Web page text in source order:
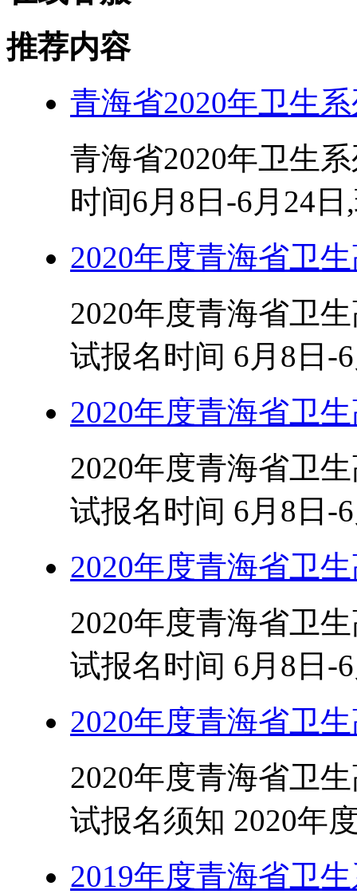
推荐内容
青海省2020年卫生
青海省2020年卫生
时间6月8日-6月24
2020年度青海省卫
2020年度青海省卫
试报名时间 6月8日-
2020年度青海省卫
2020年度青海省卫
试报名时间 6月8日-
2020年度青海省卫
2020年度青海省卫
试报名时间 6月8日-
2020年度青海省卫
2020年度青海省卫
试报名须知 2020年
2019年度青海省卫